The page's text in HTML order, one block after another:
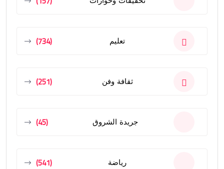
تعليم (734)
ثقافة وفن (251)
جريدة الشروق (45)
رياضة (541)